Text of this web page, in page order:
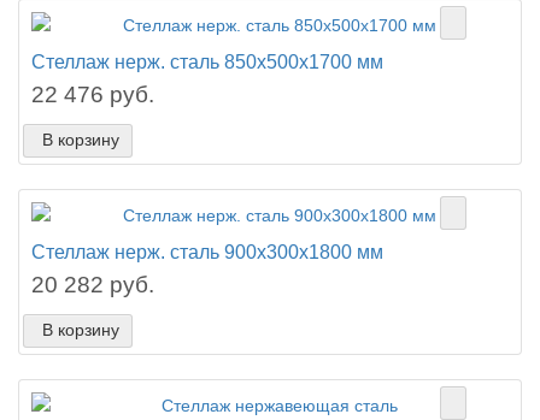
Стеллаж нерж. сталь 850х500х1700 мм
22 476 руб.
В корзину
Стеллаж нерж. сталь 900х300х1800 мм
20 282 руб.
В корзину